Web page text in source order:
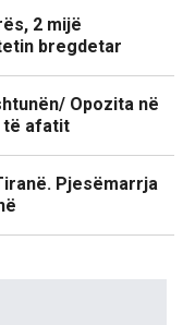
2 mijë
bregdetar
Opozita në
të afatit
Pjesëmarrja